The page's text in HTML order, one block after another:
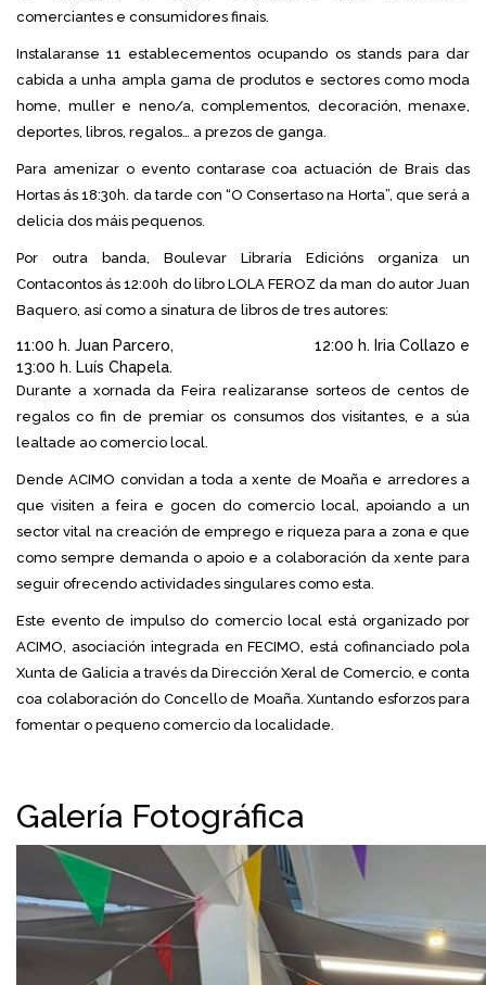
comerciantes e consumidores finais.
Instalaranse 11 establecementos ocupando os stands para dar
cabida a unha ampla gama de produtos e sectores como moda
home, muller e neno/a, complementos, decoración, menaxe,
deportes, libros, regalos… a prezos de ganga.
Para amenizar o evento contarase coa actuación de Brais das
Hortas ás 18:30h. da tarde con “O Consertaso na Horta”, que será a
delicia dos máis pequenos.
Por outra banda, Boulevar Libraría Edicións organiza un
Contacontos ás 12:00h do libro LOLA FEROZ da man do autor Juan
Baquero, así como a sinatura de libros de tres autores:
11:00 h. Juan Parcero,
12:00 h. Iria Collazo e
13:00 h. Luís Chapela.
Durante a xornada da Feira realizaranse sorteos de centos de
regalos co fin de premiar os consumos dos visitantes, e a súa
lealtade ao comercio local.
Dende ACIMO convidan a toda a xente de Moaña e arredores a
que visiten a feira e gocen do comercio local, apoiando a un
sector vital na creación de emprego e riqueza para a zona e que
como sempre demanda o apoio e a colaboración da xente para
seguir ofrecendo actividades singulares como esta.
Este evento de impulso do comercio local está organizado por
ACIMO, asociación integrada en FECIMO, está cofinanciado pola
Xunta de Galicia a través da Dirección Xeral de Comercio, e conta
coa colaboración do Concello de Moaña. Xuntando esforzos para
fomentar o pequeno comercio da localidade.
Galería Fotográfica